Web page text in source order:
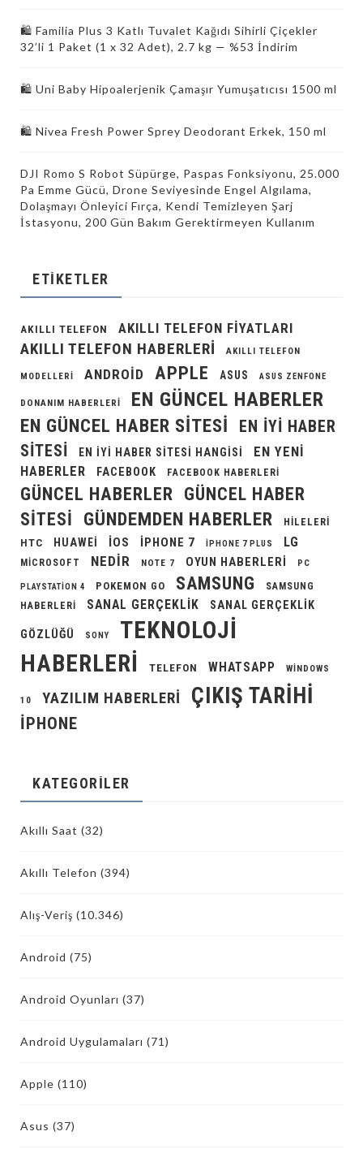
🛍️ Familia Plus 3 Katlı Tuvalet Kağıdı Sihirli Çiçekler
32’li 1 Paket (1 x 32 Adet), 2.7 kg — %53 İndirim
🛍️ Uni Baby Hipoalerjenik Çamaşır Yumuşatıcısı 1500 ml
🛍️ Nivea Fresh Power Sprey Deodorant Erkek, 150 ml
DJI Romo S Robot Süpürge, Paspas Fonksiyonu, 25.000
Pa Emme Gücü, Drone Seviyesinde Engel Algılama,
Dolaşmayı Önleyici Fırça, Kendi Temizleyen Şarj
İstasyonu, 200 Gün Bakım Gerektirmeyen Kullanım
ETIKETLER
AKILLI TELEFON AKILLI TELEFON FIYATLARI
AKILLI TELEFON HABERLERI AKILLI TELEFON
MODELLERI ANDROID APPLE ASUS ASUS ZENFONE
DONANIM HABERLERI EN GÜNCEL HABERLER
EN GÜNCEL HABER SITESI
EN IYI HABER
SITESI
EN IYI HABER SITESI HANGISI
EN YENI
HABERLER
FACEBOOK FACEBOOK HABERLERI
GÜNCEL HABERLER
GÜNCEL HABER
SITESI
GÜNDEMDEN HABERLER
HILELERI
HTC
HUAWEI IOS IPHONE 7 IPHONE 7 PLUS LG
MICROSOFT NEDIR NOTE 7 OYUN HABERLERI PC
PLAYSTATION 4 POKEMON GO SAMSUNG
SAMSUNG
HABERLERI
SANAL GERÇEKLIK SANAL GERÇEKLIK
GÖZLÜĞÜ SONY
TEKNOLOJI
HABERLERI
TELEFON WHATSAPP WINDOWS
10 YAZILIM HABERLERI ÇIKIŞ TARIHI
İPHONE
KATEGORILER
Akıllı Saat (32)
Akıllı Telefon (394)
Alış-Veriş (10.346)
Android (75)
Android Oyunları (37)
Android Uygulamaları (71)
Apple (110)
Asus (37)